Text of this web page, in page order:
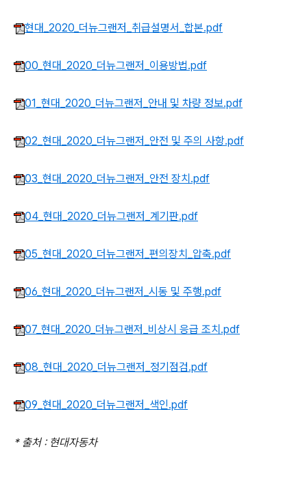
현대_2020_더뉴그랜저_취급설명서_합본.pdf
00_현대_2020_더뉴그랜저_이용방법.pdf
01_현대_2020_더뉴그랜저_안내 및 차량 정보.pdf
02_현대_2020_더뉴그랜저_안전 및 주의 사항.pdf
03_현대_2020_더뉴그랜저_안전 장치.pdf
04_현대_2020_더뉴그랜저_계기판.pdf
05_현대_2020_더뉴그랜저_편의장치_압축.pdf
06_현대_2020_더뉴그랜저_시동 및 주행.pdf
07_현대_2020_더뉴그랜저_비상시 응급 조치.pdf
08_현대_2020_더뉴그랜저_정기점검.pdf
09_현대_2020_더뉴그랜저_색인.pdf
* 출처 : 현대자동차